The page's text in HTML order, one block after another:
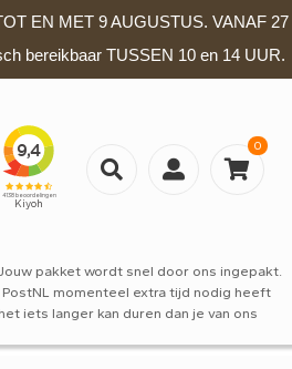
EN MET 9 AUGUSTUS. VANAF 27
bereikbaar TUSSEN 10 en 14 UUR.
0
pakket wordt snel door ons ingepakt.
momenteel extra tijd nodig heeft
iets langer kan duren dan je van ons